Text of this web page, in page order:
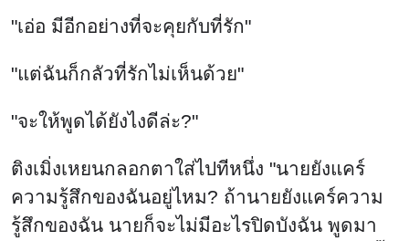
"เอ่อ มีอีกอย่างที่จะคุยกับที่รัก"
"แต่ฉันก็กลัวที่รักไม่เห็นด้วย"
"จะให้พูดได้ยังไงดีล่ะ?"
ติงเมิ่งเหยนกลอกตาใส่ไปทีหนึ่ง "นายยังแคร์
ความรู้สึกของฉันอยู่ไหม? ถ้านายยังแคร์ความ
รู้สึกของฉัน นายก็จะไม่มีอะไรปิดบังฉัน พูดมา